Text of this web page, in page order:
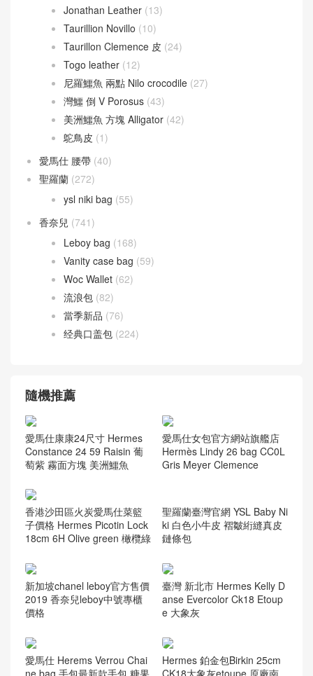
Jonathan Leather (13)
Taurillion Novillo (10)
Taurillon Clemence 皮 (24)
Togo leather (12)
尼羅鱷魚 兩點 Nilo crocodile (27)
灣鱷 倒 V Porosus (43)
美洲鱷魚 方塊 Alligator (42)
鴕鳥皮 (1)
愛馬仕 腰帶 (40)
聖羅蘭 (272)
ysl niki bag (55)
香奈兒 (741)
Leboy bag (168)
Vanity case bag (59)
Woc Wallet (62)
流浪包 (82)
當季新品 (76)
经典口盖包 (224)
隨機推薦
愛馬仕康康24尺寸 Hermes
Constance 24 59 Raisin 葡
萄紫 霧面方塊 美洲鱷魚
愛馬仕女包官方網站旗艦店
Hermès Lindy 26 bag CC0L
Gris Meyer Clemence
香港沙田區火炭愛馬仕菜籃
子價格 Hermes Picotin Lock
18cm 6H Olive green 橄欖綠
ki 白色小牛皮 褶皺絎縫真皮
鏈條包